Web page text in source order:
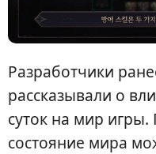
Разработчики
рассказывали о
суток на мир
состояние мира